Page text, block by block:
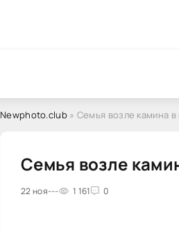
Newphoto.club» Семья возле камина
Семья возле
22 ноя--- 1 161 0